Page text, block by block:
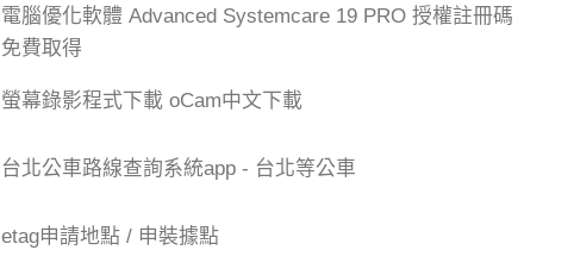
電腦優化軟體 Advanced Systemcare 19 PRO 授權註冊碼
免費取得
螢幕錄影程式下載 oCam中文下載
台北公車路線查詢系統app - 台北等公車
etag申請地點 / 申裝據點